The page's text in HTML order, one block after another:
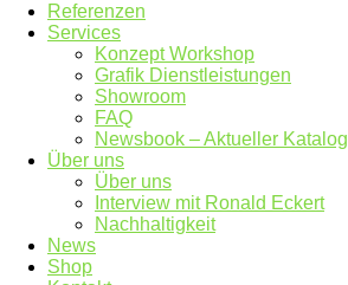
Referenzen
Services
Konzept Workshop
Grafik Dienstleistungen
Showroom
FAQ
Newsbook – Aktueller Katalog
Über uns
Über uns
Interview mit Ronald Eckert
Nachhaltigkeit
News
Shop